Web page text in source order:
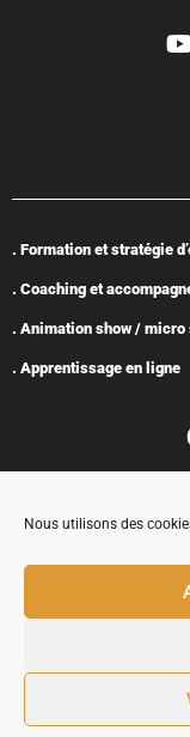
Nous utilisons des
. Formation et stratégie
. Coaching et
. Animation show / micro
. Apprentissage en ligne
Adresse : 5 rue
© 2024 TREMPLIN